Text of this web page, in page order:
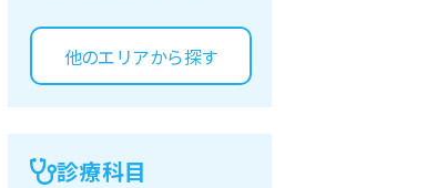
他のエリアから探す
診療科目